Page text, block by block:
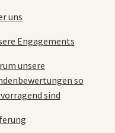
uns
Engagements
unsere
so
sind